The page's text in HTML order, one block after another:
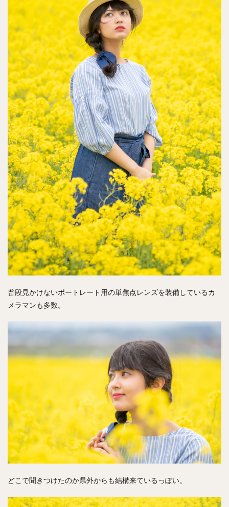
普段見かけないポートレート用の単焦点レンズを装備しているカ
メラマンも多数。
どこで聞きつけたのか県外からも結構来ているっぽい。